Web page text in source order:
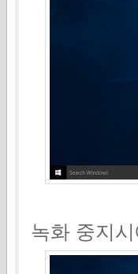
녹화 중지